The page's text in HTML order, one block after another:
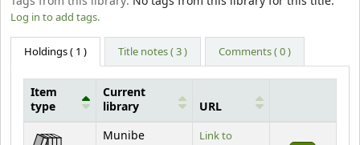
Log in to add tags.
Holdings( 1 ) Title notes ( 3 ) Comments ( 0 )
Holdings
Item
type
Current
library
URL
Munibe
Link to